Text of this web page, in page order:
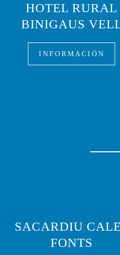
HOTEL RURAL
BINIGAUS
INFORMACIÓN
SACARDIU
FONTS